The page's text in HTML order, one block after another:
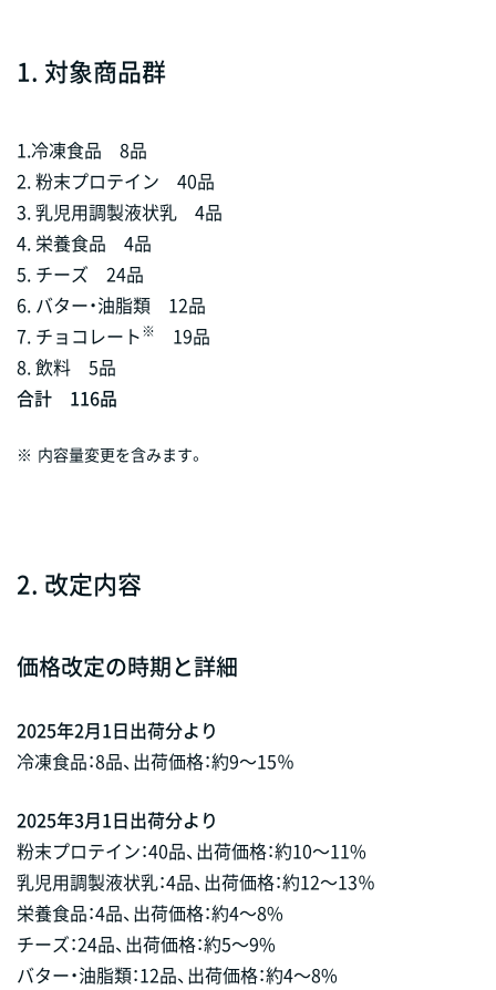
1. 対象商品群
1.冷凍食品 8品
2. 粉末プロテイン 40品
3. 乳児用調製液状乳 4品
4. 栄養食品 4品
5. チーズ 24品
6. バター・油脂類 12品
7. チョコレート※
19品
8. 飲料 5品
合計 116品
※ 内容量変更を含みます。
2. 改定内容
価格改定の時期と詳細
2025年2月1日出荷分より
冷凍食品：8品、出荷価格：約9～15％
2025年3月1日出荷分より
粉末プロテイン：40品、出荷価格：約10～11%
乳児用調製液状乳：4品、出荷価格：約12～13％
栄養食品：4品、出荷価格：約4～8%
チーズ：24品、出荷価格：約5～9%
バター・油脂類：12品、出荷価格：約4～8%